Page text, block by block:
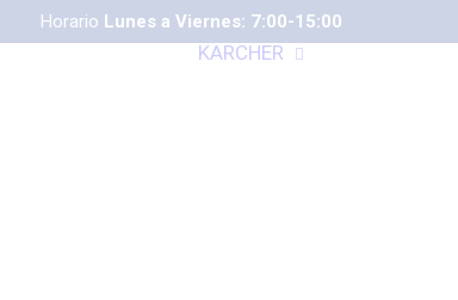
Horario Lunes a Viernes: 7:00-15:00
KARCHER